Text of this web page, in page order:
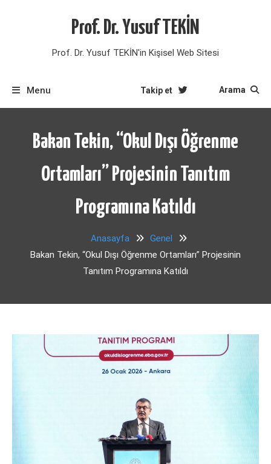
Prof. Dr. Yusuf TEKİN
Prof. Dr. Yusuf TEKİN'in Kişisel Web Sitesi
Menu Takip et Arama
Bakan Tekin, “Okul Dışı Öğrenme
Ortamları” Projesinin Tanıtım
Programına Katıldı
Anasayfa
Genel
Bakan Tekin, “Okul Dışı Öğrenme Ortamları” Projesinin
Tanıtım Programına Katıldı